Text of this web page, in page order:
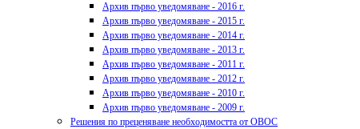
Архив първо уведомяване - 2016 г.
Архив първо уведомяване - 2015 г.
Архив първо уведомяване - 2014 г.
Архив първо уведомяване - 2013 г.
Архив първо уведомяване - 2011 г.
Архив първо уведомяване - 2012 г.
Архив първо уведомяване - 2010 г.
Архив първо уведомяване - 2009 г.
Решения по преценяване необходимостта от ОВОС